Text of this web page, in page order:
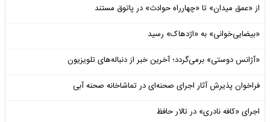
از «عمق میدان» تا «چهارراه حوادث» در پاتوق مستند
«بیضایی‌خوانی» به «اژدهاک» رسید
«آژانس دوستی» برمی‌گردد؛ آخرین خبر از دنباله‌های تلویزیون
فراخوان پذیرش آثار اجرای صحنه‌ای در تماشاخانه صحنه آبی
اجرای «کافه نادری» در تالار حافظ